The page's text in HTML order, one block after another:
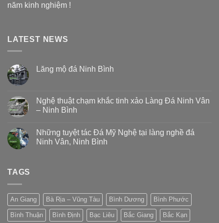
năm kinh nghiệm !
LATEST NEWS
Lăng mộ đá Ninh Bình
Nghệ thuật chạm khắc tinh xảo Làng Đá Ninh Vân
– Ninh Bình
Những tuyệt tác Đá Mỹ Nghệ tại làng nghề đá
Ninh Vân, Ninh Bình
TAGS
An Giang Bà Rịa – Vũng Tàu Bình Dương Bình Phước
Bình Thuận Bình Định Bạc Liêu Bắc Giang Bắc Kạn